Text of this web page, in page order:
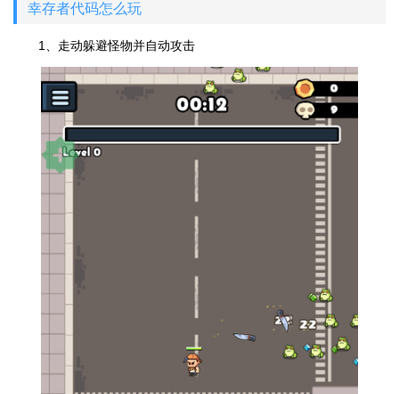
幸存者代码怎么玩
1、走动躲避怪物并自动攻击